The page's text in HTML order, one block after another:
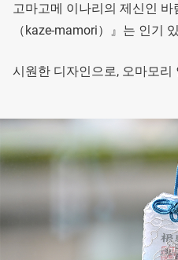
고마고메 이나리의 제신인 바
（kaze-mamori）』는 인기
시원한 디자인으로, 오마모리